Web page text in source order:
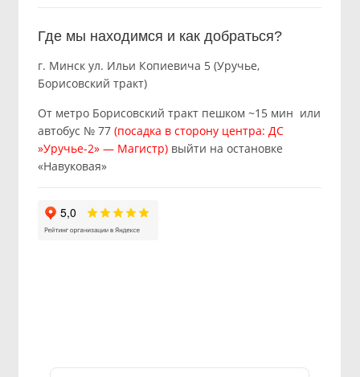
Где мы находимся и как добраться?
г. Минск ул. Ильи Копиевича 5 (Уручье,
Борисовский тракт)
От метро Борисовский тракт пешком ~15 мин или
автобус № 77 (посадка в сторону центра: ДС
»Уручье-2» — Магистр)выйти на остановке
«Навуковая»